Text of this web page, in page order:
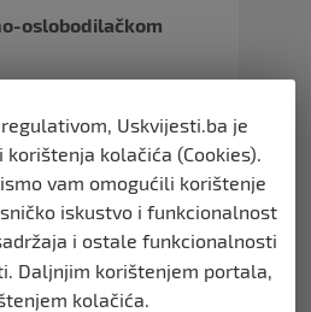
oslobodilačkom
i
vraćena sloboda.
Uskvijesti.ba je
kolačića (Cookies).
vam omogućili korištenje
iskustvo i funkcionalnost
i ostale funkcionalnosti
Daljnjim korištenjem portala,
kolačića.